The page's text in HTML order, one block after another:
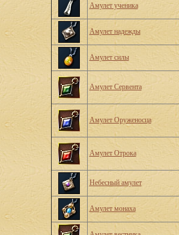
Амулет ученика
Амулет надежды
Амулет силы
Амулет Сервента
Амулет Оруженосца
Амулет Отрока
Небесный амулет
Амулет монаха